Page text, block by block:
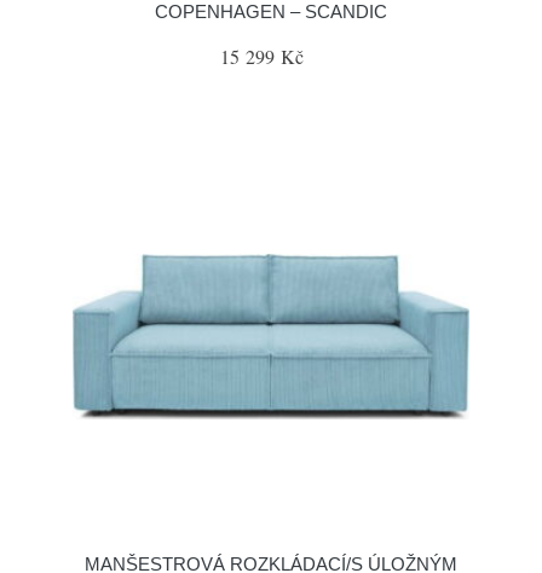
COPENHAGEN – SCANDIC
15 299 Kč
MANŠESTROVÁ ROZKLÁDACÍ/S ÚLOŽNÝM